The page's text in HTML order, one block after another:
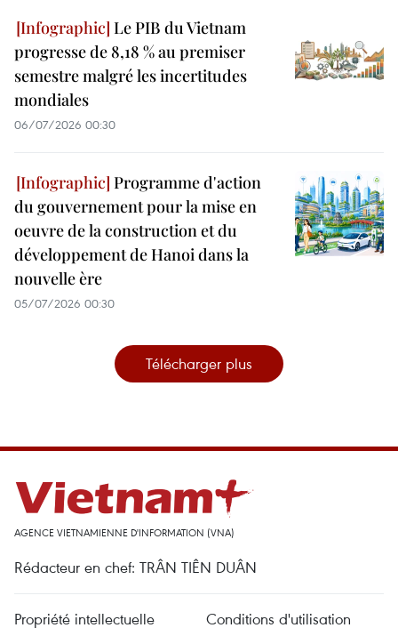
Le PIB du Vietnam
progresse de 8,18 % au premiser
semestre malgré les incertitudes
mondiales
06/07/2026 00:30
Programme d'action
du gouvernement pour la mise en
oeuvre de la construction et du
développement de Hanoi dans la
nouvelle ère
05/07/2026 00:30
Télécharger plus
AGENCE VIETNAMIENNE D'INFORMATION (VNA)
Rédacteur en chef: TRÂN TIÊN DUÂN
Propriété intellectuelle
Conditions d'utilisation